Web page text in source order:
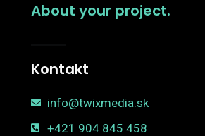
About your project.
Kontakt
info@twixmedia.sk
+421 904 845 458